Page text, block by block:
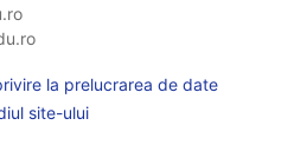
la prelucrarea de date
site-ului